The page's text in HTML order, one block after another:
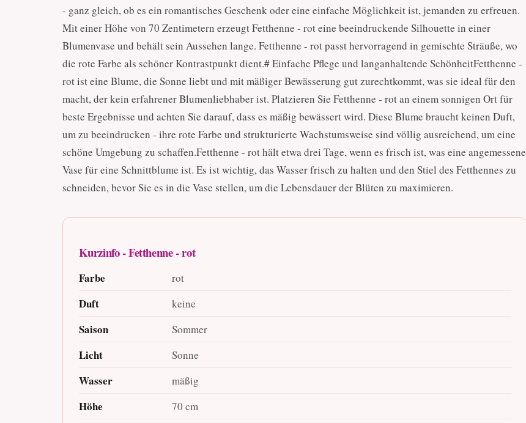
- ganz gleich, ob es ein romantisches Geschenk oder eine einfache Möglichkeit ist, jemanden zu erfreuen.
Mit einer Höhe von 70 Zentimetern erzeugt Fetthenne - rot eine beeindruckende Silhouette in einer
Blumenvase und behält sein Aussehen lange. Fetthenne - rot passt hervorragend in gemischte Sträuße, wo
die rote Farbe als schöner Kontrastpunkt dient.# Einfache Pflege und langanhaltende SchönheitFetthenne -
rot ist eine Blume, die Sonne liebt und mit mäßiger Bewässerung gut zurechtkommt, was sie ideal für den
macht, der kein erfahrener Blumenliebhaber ist. Platzieren Sie Fetthenne - rot an einem sonnigen Ort für
beste Ergebnisse und achten Sie darauf, dass es mäßig bewässert wird. Diese Blume braucht keinen Duft,
um zu beeindrucken - ihre rote Farbe und strukturierte Wachstumsweise sind völlig ausreichend, um eine
schöne Umgebung zu schaffen.Fetthenne - rot hält etwa drei Tage, wenn es frisch ist, was eine angemessene
Vase für eine Schnittblume ist. Es ist wichtig, das Wasser frisch zu halten und den Stiel des Fetthennes zu
schneiden, bevor Sie es in die Vase stellen, um die Lebensdauer der Blüten zu maximieren.
Kurzinfo - Fetthenne - rot
Farbe rot
Duft keine
Saison Sommer
Licht Sonne
Wasser mäßig
Höhe 70 cm